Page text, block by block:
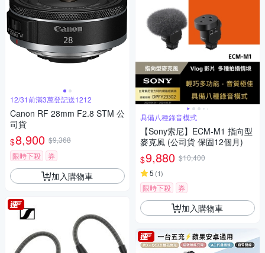
12/31前滿3萬登記送1212
Canon RF 28mm F2.8 STM 公
司貨
$8,900 $9,368
限時下殺
券
加入購物車
具備八種錄音模式
【Sony索尼】ECM-M1 指向型
麥克風 (公司貨 保固12個月)
$9,880 $10,400
5 (1)
限時下殺 券
加入購物車